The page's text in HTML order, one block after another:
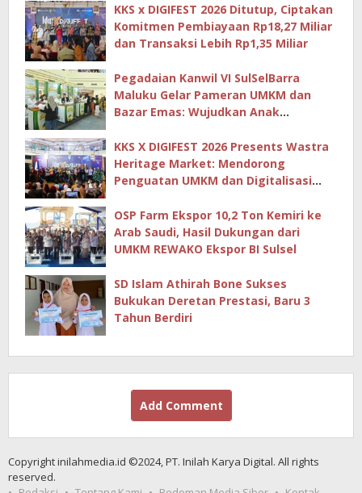
KKS x DIGIFEST 2026 Ditutup, Ciptakan
Komitmen Pembiayaan Rp18,27 Miliar
dan Transaksi Lebih Rp1,35 Miliar
Pegadaian Kanwil VI SulSelBarra
Maluku Gelar Pameran UMKM dan
Bazar Emas: Wujudkan Anak
KKS X DIGIFEST 2026 Presents Wastra
Heritage Market: Mendorong
Penguatan UMKM dan Digitalisasi
OSP Farm Ekspor 10,2 Ton Kemiri ke
Arab Saudi, Hasil Dukungan dari
UMKM REWAKO Ekspor BI Sulsel
SD Islam Athirah Bone Sukses
Bukukan Deretan Prestasi, Baru 3
Tahun Berdiri
Add Comment
Copyright inilahmedia.id ©2024, PT. Inilah Karya Digital. All rights
reserved.